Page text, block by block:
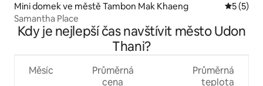
Mini domek ve městě Tambon Mak Khaeng
5 (5)
Samantha Place
Kdy je nejlepší čas navštívit město Udon
Thani?
Měsíc
Průměrná
cena
Průměrná
teplota